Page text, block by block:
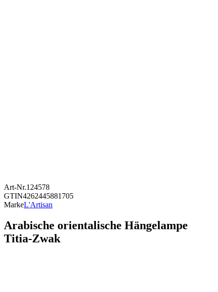
Art-Nr.124578
GTIN4262445881705
MarkeL'Artisan
Arabische orientalische Hängelampe
Titia-Zwak